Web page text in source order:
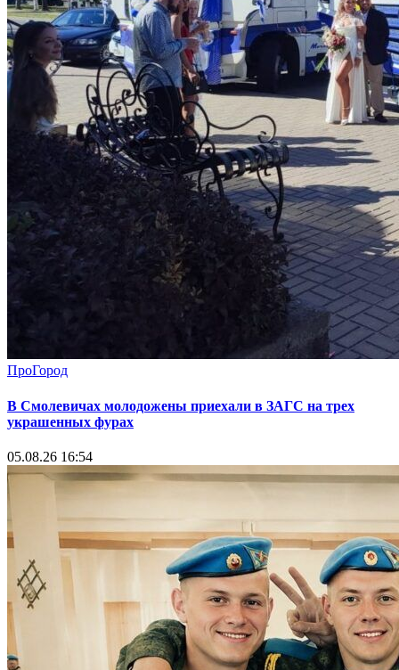
ПроГород
В Смолевичах молодожены приехали в ЗАГС на трех
украшенных фурах
05.08.26 16:54